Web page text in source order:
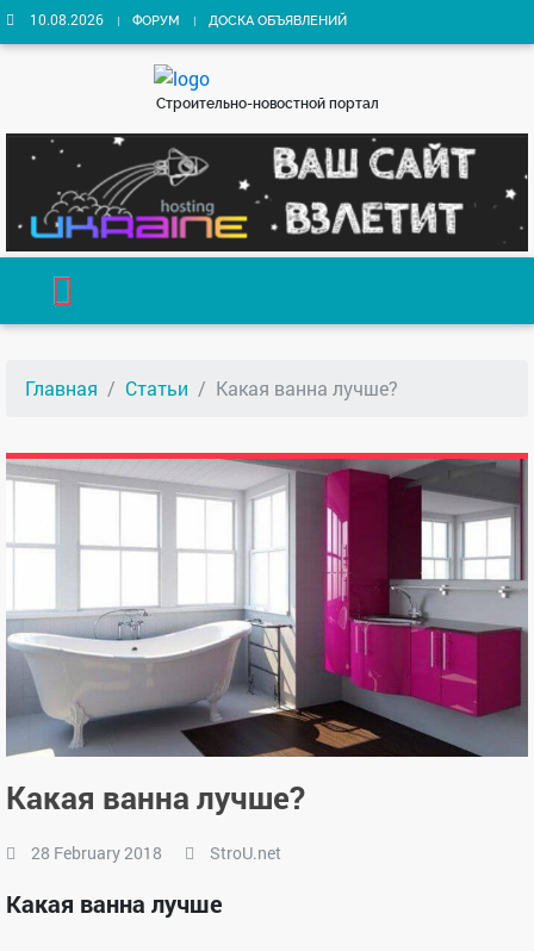
10.08.2026 ФОРУМ ДОСКА ОБЪЯВЛЕНИЙ
Строительно-новостной портал
Главная Статьи Какая ванна лучше?
Какая ванна лучше?
28 February 2018 StroU.net
Какая ванна лучше